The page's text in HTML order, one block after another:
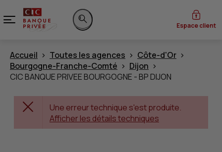
Menu
Rechercher sur le site
Espace client
Accueil Toutes les agences
Côte-d'Or
Bourgogne-Franche-Comté
Dijon
CIC BANQUE PRIVEE BOURGOGNE - BP DIJON
Une erreur technique s'est produite.
Afficher les détails techniques